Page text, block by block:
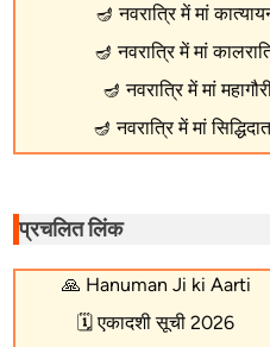
🪔 नवरात्रि में मां
🪔 नवरात्रि में मां
🪔 नवरात्रि में मां
🪔 नवरात्रि में मां
प्रचलित लिंक
🙏 Hanuman Ji ki Aarti
🗓️ एकादशी सूची 2026